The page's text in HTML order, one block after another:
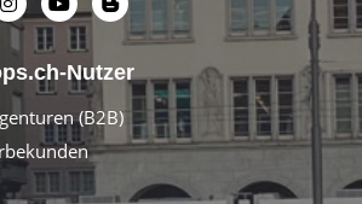
Nutzer
(B2B)